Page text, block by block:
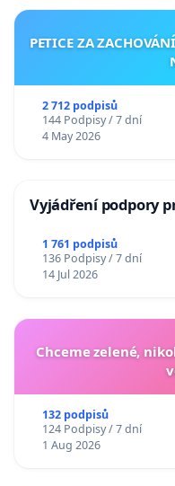
PETICE ZA
2 712 podpisů
144 Podpisy / 7 dní
4 May 2026
Vyjádření podpory
1 761 podpisů
136 Podpisy / 7 dní
14 Jul 2026
Chceme zelené,
132 podpisů
124 Podpisy / 7 dní
1 Aug 2026